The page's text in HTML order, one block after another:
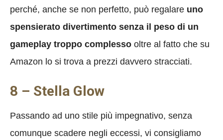
perché, anche se non perfetto, può regalare uno
spensierato divertimento senza il peso di un
gameplay troppo complesso oltre al fatto che su
Amazon lo si trova a prezzi davvero stracciati.
8 – Stella Glow
Passando ad uno stile più impegnativo, senza
comunque scadere negli eccessi, vi consigliamo